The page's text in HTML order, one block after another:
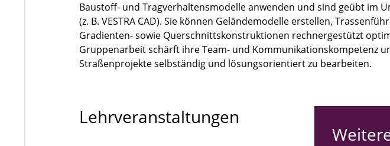
Baustoff- und Tragverhaltensmodelle anwenden und sind geübt im
(z. B. VESTRA CAD). Sie können Geländemodelle erstellen,
Gradienten- sowie Querschnittskonstruktionen rechnergestützt
Gruppenarbeit schärft ihre Team- und Kommunikationskompetenz
Straßenprojekte selbständig und lösungsorientiert zu bearbeiten.
Lehrveranstaltungen